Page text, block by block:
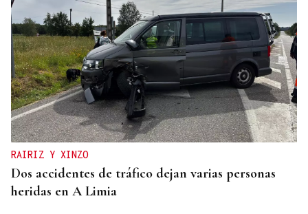
RAIRIZ Y XINZO
Dos accidentes de tráfico dejan varias personas
heridas en A Limia